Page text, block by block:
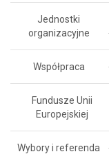
Jednostki
organizacyjne
Współpraca
Fundusze Unii
Europejskiej
Wybory i referenda